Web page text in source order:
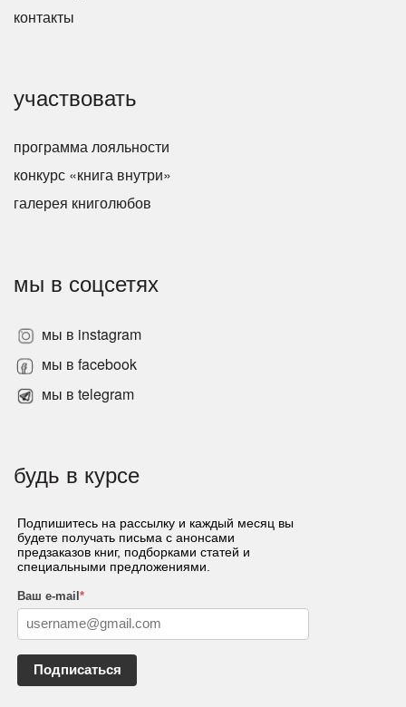
контакты
участвовать
программа лояльности
конкурс «книга внутри»
галерея книголюбов
мы в соцсетях
мы в instagram
мы в facebook
мы в telegram
будь в курсе
Подпишитесь на рассылку и каждый месяц вы
будете получать письма с анонсами
предзаказов книг, подборками статей и
специальными предложениями.
Ваш e-mail*
Подписаться